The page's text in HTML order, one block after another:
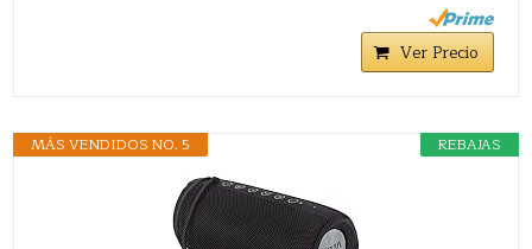
Ver Precio
REBAJAS
MÁS VENDIDOS NO. 5